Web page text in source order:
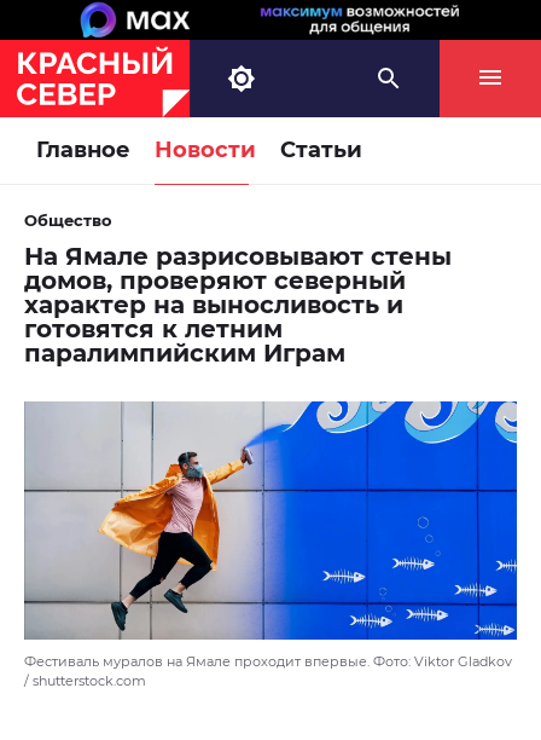
Главное Новости Статьи
Общество
На Ямале разрисовывают стены
домов, проверяют северный
характер на выносливость и
готовятся к летним
паралимпийским Играм
Фестиваль муралов на Ямале проходит впервые. Фото: Viktor Gladkov
/ shutterstock.com